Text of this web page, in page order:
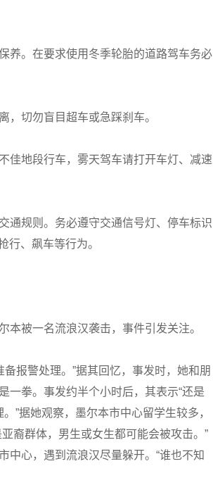
。在要求使用冬季轮胎的道路驾车务必
切勿盲目超车或急踩刹车。
地段行车，雾天驾车请打开车灯、减速
规则。务必遵守交通信号灯、停车标识
行、飙车等行为。
被一名流浪汉袭击，事件引发关注。
报警处理。”据其回忆，事发时，她和朋
一拳。事发约半个小时后，其表示“还是
”据她观察，墨尔本市中心留学生较多，
裔群体，男生或女生都可能会被攻击。”
中心，遇到流浪汉尽量躲开。“谁也不知